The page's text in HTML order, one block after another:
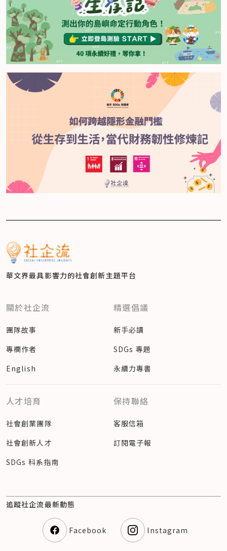
華文界最具影響力的社會創新主題平台
關於社企流
團隊故事
專欄作者
English
精選倡議
新手必讀
SDGs 專題
永續力專書
人才培育
社會創業團隊
社會創新人才
SDGs 科系指南
保持聯絡
客服信箱
訂閱電子報
追蹤社企流最新動態
Facebook Instagram